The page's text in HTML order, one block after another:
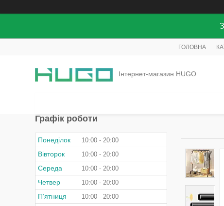
ГОЛОВНА
Інтернет-магазин HUGO
Графік роботи
Понеділок 10:00 20:00
Вівторок 10:00 20:00
Середа 10:00 20:00
Четвер 10:00 20:00
Пʼятниця 10:00 20:00